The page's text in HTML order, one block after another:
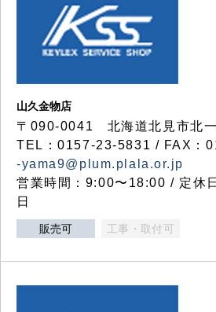
山久金物店
〒090-0041 北海道北見市北
TEL：0157-23-5831 / FAX：
-yama9@plum.plala.or.jp
営業時間：9:00〜18:00 / 定休
日
販売可 工事・取付可